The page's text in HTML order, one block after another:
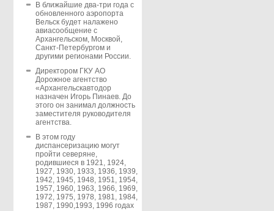
В ближайшие два-три года с
обновленного аэропорта
Вельск будет налажено
авиасообщение с
Архангельском, Москвой,
Санкт-Петербургом и
другими регионами России.
Директором ГКУ АО
Дорожное агентство
«Архангельскавтодор
назначен Игорь Пинаев. До
этого он занимал должность
заместителя руководителя
агентства.
В этом году
диспансеризацию могут
пройти северяне,
родившиеся в 1921, 1924,
1927, 1930, 1933, 1936, 1939,
1942, 1945, 1948, 1951, 1954,
1957, 1960, 1963, 1966, 1969,
1972, 1975, 1978, 1981, 1984,
1987, 1990,1993, 1996 годах